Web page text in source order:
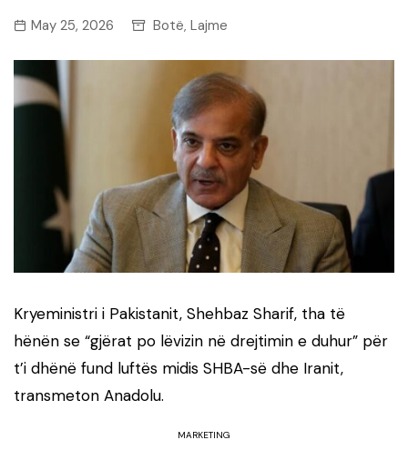
May 25, 2026 Botë, Lajme
Kryeministri i Pakistanit, Shehbaz Sharif, tha të
hënën se “gjërat po lëvizin në drejtimin e duhur” për
t’i dhënë fund luftës midis SHBA-së dhe Iranit,
transmeton Anadolu.
MARKETING